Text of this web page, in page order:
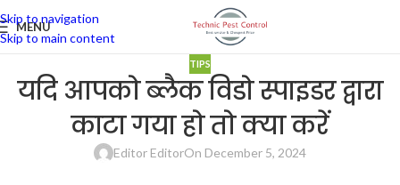
Skip to navigation
Skip to main content
MENU
TIPS
यदि आपको ब्लैक विडो स्पाइडर द्वारा
काटा गया हो तो क्या करें
Editor EditorOn December 5, 2024